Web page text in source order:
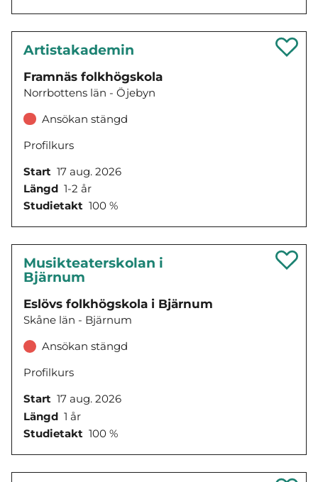
Artistakademin
Framnäs folkhögskola
Norrbottens län - Öjebyn
Ansökan stängd
Profilkurs
Start 17 aug. 2026
Längd 1-2 år
Studietakt 100 %
Musikteaterskolan i
Bjärnum
Eslövs folkhögskola i Bjärnum
Skåne län - Bjärnum
Ansökan stängd
Profilkurs
Start 17 aug. 2026
Längd 1 år
Studietakt 100 %